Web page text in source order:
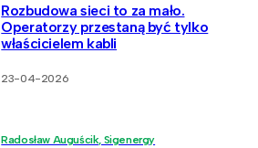
Rozbudowa sieci to za mało.
Operatorzy przestaną być tylko
właścicielem kabli
23-04-2026
Radosław Auguścik, Sigenergy